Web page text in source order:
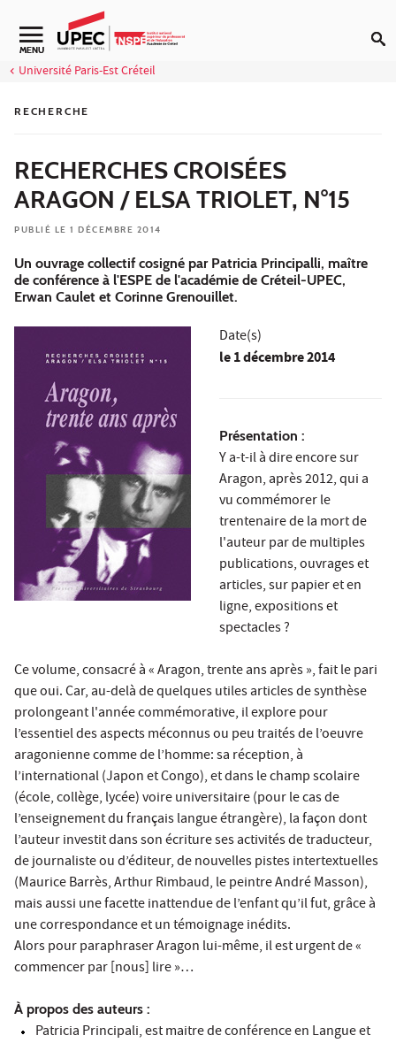
Aller au contenu
Navigation secondaire
MENU
Université Paris-Est Créteil
RECHERCHE
RECHERCHES CROISÉES
ARAGON / ELSA TRIOLET, N°15
PUBLIÉ LE 1 DÉCEMBRE 2014
Un ouvrage collectif cosigné par Patricia Principalli, maître
de conférence à l'ESPE de l'académie de Créteil-UPEC,
Erwan Caulet et Corinne Grenouillet.
Date(s)
le1 décembre 2014
Présentation :
Y a-t-il à dire encore sur
Aragon, après 2012, qui a
vu commémorer le
trentenaire de la mort de
l'auteur par de multiples
publications, ouvrages et
articles, sur papier et en
ligne, expositions et
spectacles ?
Ce volume, consacré à « Aragon, trente ans après », fait le pari
que oui. Car, au-delà de quelques utiles articles de synthèse
prolongeant l'année commémorative, il explore pour
l’essentiel des aspects méconnus ou peu traités de l’oeuvre
aragonienne comme de l’homme: sa réception, à
l’international (Japon et Congo), et dans le champ scolaire
(école, collège, lycée) voire universitaire (pour le cas de
l’enseignement du français langue étrangère), la façon dont
l’auteur investit dans son écriture ses activités de traducteur,
de journaliste ou d’éditeur, de nouvelles pistes intertextuelles
(Maurice Barrès, Arthur Rimbaud, le peintre André Masson),
mais aussi une facette inattendue de l’enfant qu’il fut, grâce à
une correspondance et un témoignage inédits.
Alors pour paraphraser Aragon lui-même, il est urgent de «
commencer par [nous] lire »…
À propos des auteurs :
Patricia Principali, est maitre de conférence en Langue et